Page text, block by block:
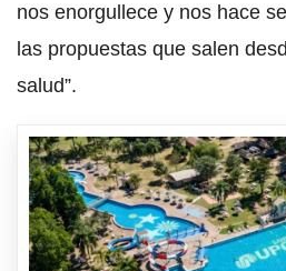
nos enorgullece y nos hace
las propuestas que salen
salud”.